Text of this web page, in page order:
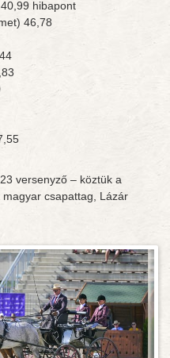
hibapont
46,78
versenyző – köztük a
csapattag, Lázár